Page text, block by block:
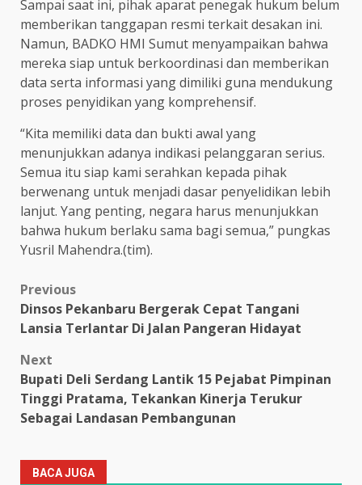
Sampai saat ini, pihak aparat penegak hukum belum
memberikan tanggapan resmi terkait desakan ini.
Namun, BADKO HMI Sumut menyampaikan bahwa
mereka siap untuk berkoordinasi dan memberikan
data serta informasi yang dimiliki guna mendukung
proses penyidikan yang komprehensif.
“Kita memiliki data dan bukti awal yang
menunjukkan adanya indikasi pelanggaran serius.
Semua itu siap kami serahkan kepada pihak
berwenang untuk menjadi dasar penyelidikan lebih
lanjut. Yang penting, negara harus menunjukkan
bahwa hukum berlaku sama bagi semua,” pungkas
Yusril Mahendra.(tim).
Post
navigation
Previous
Dinsos Pekanbaru Bergerak Cepat Tangani
Lansia Terlantar Di Jalan Pangeran Hidayat
Next
Bupati Deli Serdang Lantik 15 Pejabat Pimpinan
Tinggi Pratama, Tekankan Kinerja Terukur
Sebagai Landasan Pembangunan
BACA JUGA